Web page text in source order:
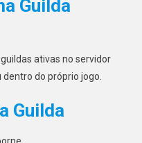
Guilda
ativas no servidor
dentro do próprio jogo.
Guilda